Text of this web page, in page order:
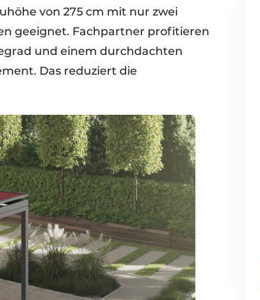
von 275 cm mit nur zwei
geeignet. Fachpartner profitieren
und einem durchdachten
Das reduziert die